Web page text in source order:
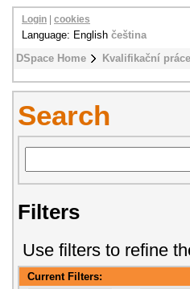
DSpace Home Kvalifikační
Login cookies
Language: English čeština
Search
Filters
Use filters to refine
Current Filters: